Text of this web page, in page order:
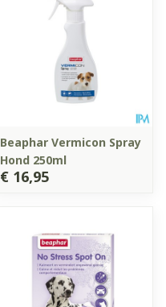
Beaphar Vermicon Spray
Hond 250ml
€ 16,95